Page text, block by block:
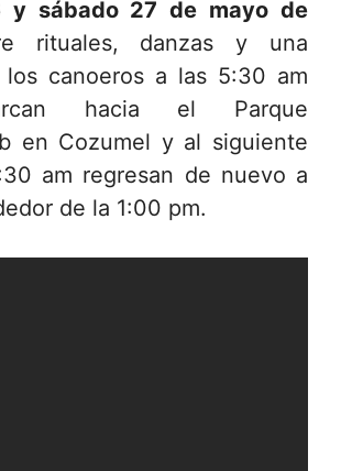
y sábado 27 de mayo de
rituales, danzas y una
los canoeros a las 5:30 am
hacia el Parque
en Cozumel y al siguiente
am regresan de nuevo a
de la 1:00 pm.